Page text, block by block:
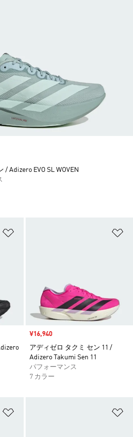
セール価格
¥16,940
アディゼロ タクミ セン 11 /
Adizero Takumi Sen 11
パフォーマンス
7 カラー
/ Adizero EVO SL WOVEN